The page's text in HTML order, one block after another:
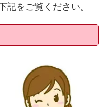
記をご覧ください。